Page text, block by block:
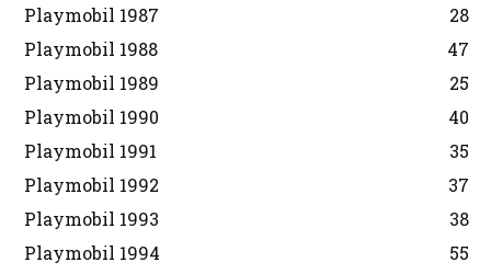
Playmobil 1987
28
Playmobil 1988
47
Playmobil 1989
25
Playmobil 1990
40
Playmobil 1991
35
Playmobil 1992
37
Playmobil 1993
38
Playmobil 1994
55